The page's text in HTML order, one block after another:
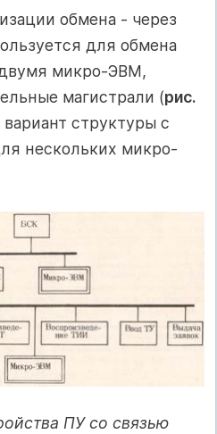
обмена - через
для обмена
микро-ЭВМ,
магистрали (рис.
структуры с
нескольких микро-
ПУ со связью